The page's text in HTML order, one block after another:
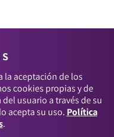
la aceptación de los
cookies propias y de
usuario a través de su
acepta su uso. Política
.